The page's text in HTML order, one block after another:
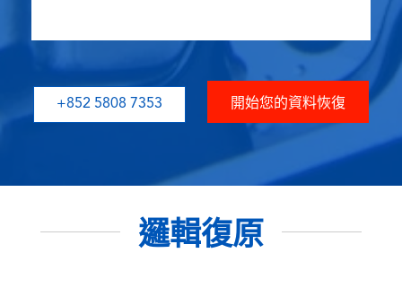
+852 5808 7353 開始您的資料恢復
邏輯復原